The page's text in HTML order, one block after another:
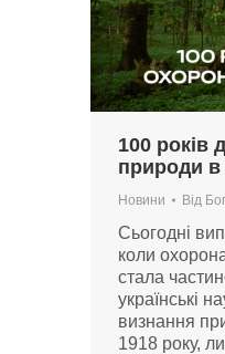
100 років
природи в
Новини Від
Сьогодні
коли
стала
українські
визнання
1918 року,